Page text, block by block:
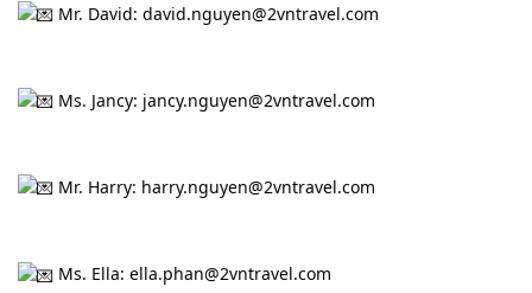
Trang
Chủ
Máy
Mr. David: david.nguyen@2vntravel.com
Ms. Jancy: jancy.nguyen@2vntravel.com
Mr. Harry: harry.nguyen@2vntravel.com
Ms. Ella: ella.phan@2vntravel.com